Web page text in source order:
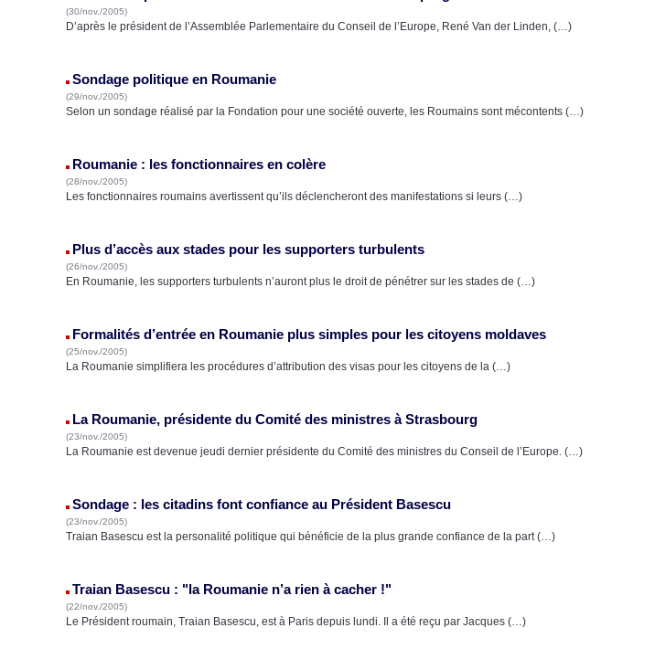
(30/nov./2005)
D’après le président de l’Assemblée Parlementaire du Conseil de l’Europe, René Van der Linden, (…)
Sondage politique en Roumanie
(29/nov./2005)
Selon un sondage réalisé par la Fondation pour une société ouverte, les Roumains sont mécontents (…)
Roumanie : les fonctionnaires en colère
(28/nov./2005)
Les fonctionnaires roumains avertissent qu’ils déclencheront des manifestations si leurs (…)
Plus d’accès aux stades pour les supporters turbulents
(26/nov./2005)
En Roumanie, les supporters turbulents n’auront plus le droit de pénétrer sur les stades de (…)
Formalités d’entrée en Roumanie plus simples pour les citoyens moldaves
(25/nov./2005)
La Roumanie simplifiera les procédures d’attribution des visas pour les citoyens de la (…)
La Roumanie, présidente du Comité des ministres à Strasbourg
(23/nov./2005)
La Roumanie est devenue jeudi dernier présidente du Comité des ministres du Conseil de l’Europe. (…)
Sondage : les citadins font confiance au Président Basescu
(23/nov./2005)
Traian Basescu est la personalité politique qui bénéficie de la plus grande confiance de la part (…)
Traian Basescu : "la Roumanie n’a rien à cacher !"
(22/nov./2005)
Le Président roumain, Traian Basescu, est à Paris depuis lundi. Il a été reçu par Jacques (…)